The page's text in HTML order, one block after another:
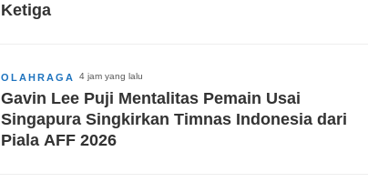
Ketiga
OLAHRAGA 4 jam yang lalu
Gavin Lee Puji Mentalitas Pemain Usai
Singapura Singkirkan Timnas Indonesia dari
Piala AFF 2026